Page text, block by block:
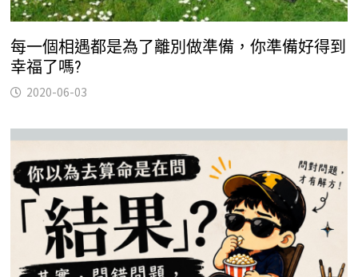
每一個相遇都是為了離別做準備，你準備好得到
幸福了嗎?
2020-06-03